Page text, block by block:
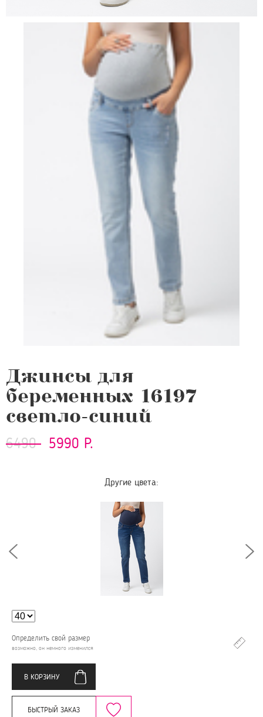
Джинсы для
беременных 16197
светло-синий
6490 5990 Р.
Другие цвета:
Определить свой размер
возможно, он немного изменился
В КОРЗИНУ
БЫСТРЫЙ ЗАКАЗ